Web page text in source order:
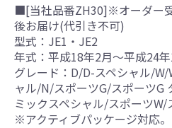
■[当社品番ZH30]※オーダー
後お届け(代引き不可)
型式：JE1・JE2
年式：平成18年2月～平成24
グレード：D/D-スペシャル/
ャル/N/スポーツG/スポーツG
ミックスペシャル/スポーツW/
※アクティブパッケージ対応